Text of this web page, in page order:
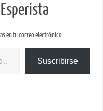
en tu correo electrónico.
Suscribirse